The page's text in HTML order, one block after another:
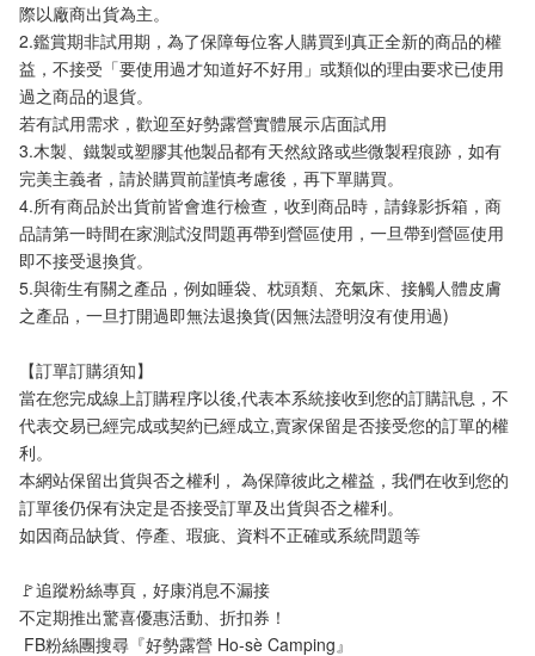
際以廠商出貨為主。
2.鑑賞期非試用期，為了保障每位客人購買到真正全新的商品的權
益，不接受「要使用過才知道好不好用」或類似的理由要求已使用
過之商品的退貨。
若有試用需求，歡迎至好勢露營實體展示店面試用
3.木製、鐵製或塑膠其他製品都有天然紋路或些微製程痕跡，如有
完美主義者，請於購買前謹慎考慮後，再下單購買。
4.所有商品於出貨前皆會進行檢查，收到商品時，請錄影拆箱，商
品請第一時間在家測試沒問題再帶到營區使用，一旦帶到營區使用
即不接受退換貨。
5.與衛生有關之產品，例如睡袋、枕頭類、充氣床、接觸人體皮膚
之產品，一旦打開過即無法退換貨(因無法證明沒有使用過)
【訂單訂購須知】
當在您完成線上訂購程序以後,代表本系統接收到您的訂購訊息，不
代表交易已經完成或契約已經成立,賣家保留是否接受您的訂單的權
利。
本網站保留出貨與否之權利， 為保障彼此之權益，我們在收到您的
訂單後仍保有決定是否接受訂單及出貨與否之權利。
如因商品缺貨、停產、瑕疵、資料不正確或系統問題等
🚩追蹤粉絲專頁，好康消息不漏接
不定期推出驚喜優惠活動、折扣券！
FB粉絲團搜尋『好勢露營 Ho-sè Camping』